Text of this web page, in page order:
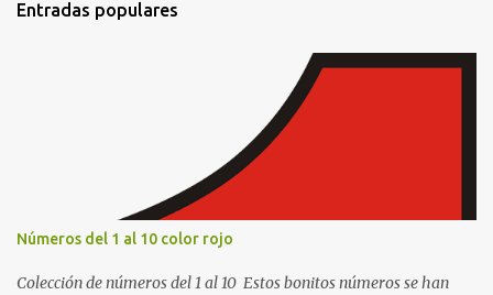
Entradas populares
Números del 1 al 10 color rojo
Colección de números del 1 al 10 Estos bonitos números se han